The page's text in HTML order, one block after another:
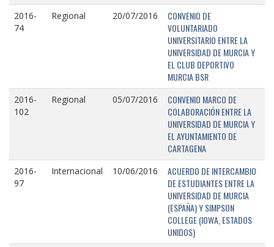
2016-
74
Regional 20/07/2016
CONVENIO DE
VOLUNTARIADO
UNIVERSITARIO ENTRE LA
UNIVERSIDAD DE MURCIA Y
EL CLUB DEPORTIVO
MURCIA BSR
2016-
102
Regional 05/07/2016
CONVENIO MARCO DE
COLABORACIÓN ENTRE LA
UNIVERSIDAD DE MURCIA Y
EL AYUNTAMIENTO DE
CARTAGENA
2016-
97
Internacional 10/06/2016
ACUERDO DE INTERCAMBIO
DE ESTUDIANTES ENTRE LA
UNIVERSIDAD DE MURCIA
(ESPAÑA) Y SIMPSON
COLLEGE (IOWA, ESTADOS
UNIDOS)